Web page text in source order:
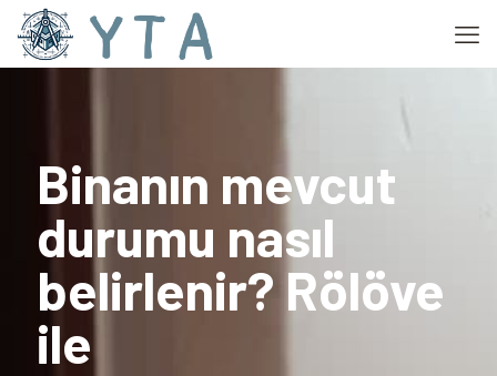
Binanın mevcut
durumu nasıl
belirlenir? Rölöve
ile